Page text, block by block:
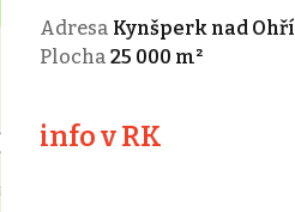
Adresa Kynšperk nad Ohří
Plocha 25 000 m²
info v RK